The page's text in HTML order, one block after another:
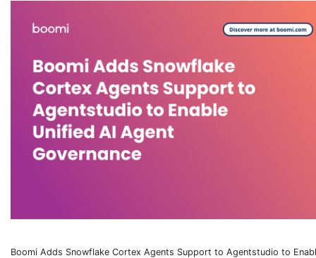
Boomi Adds Snowflake Cortex Agents Support to Agentstudio to